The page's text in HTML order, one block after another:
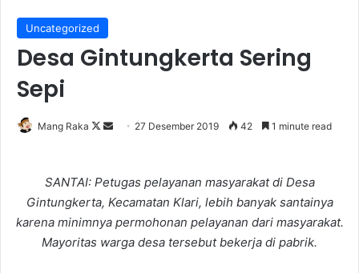
Uncategorized
Desa Gintungkerta Sering
Sepi
Mang Raka
Follow
Send 27 Desember 2019 42 1 minute read
SANTAI: Petugas pelayanan masyarakat di Desa
Gintungkerta, Kecamatan Klari, lebih banyak santainya
karena minimnya permohonan pelayanan dari masyarakat.
Mayoritas warga desa tersebut bekerja di pabrik.